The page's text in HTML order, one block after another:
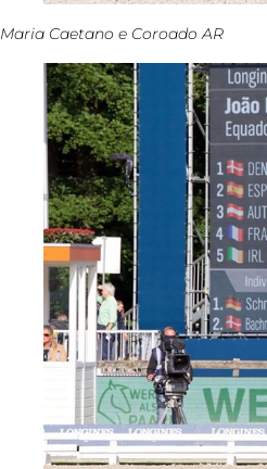
Maria Caetano e Coroado AR